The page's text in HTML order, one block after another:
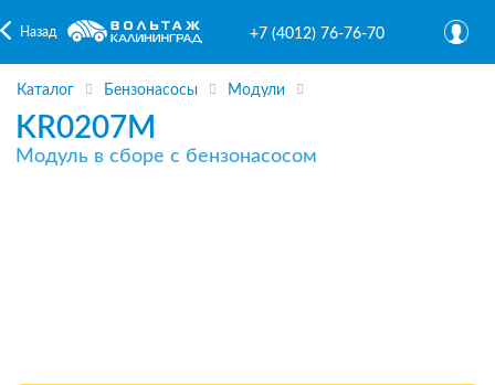
Назад +7 (4012) 76-76-70
Каталог Бензонасосы Модули
KR0207M
Модуль в сборе с бензонасосом